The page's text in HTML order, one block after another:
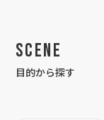
Scene
目的から探す